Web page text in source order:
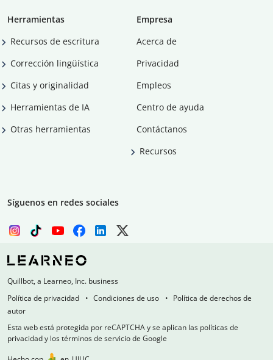
Herramientas
Recursos de escritura
Corrección lingüística
Citas y originalidad
Herramientas de IA
Otras herramientas
Empresa
Acerca de
Privacidad
Empleos
Centro de ayuda
Contáctanos
Recursos
Síguenos en redes sociales
Quillbot, a Learneo, Inc. business
Política de privacidad
Condiciones de uso
Política de derechos de
autor
Esta web está protegida por reCAPTCHA y se aplican las políticas de
privacidad y los términos de servicio de Google